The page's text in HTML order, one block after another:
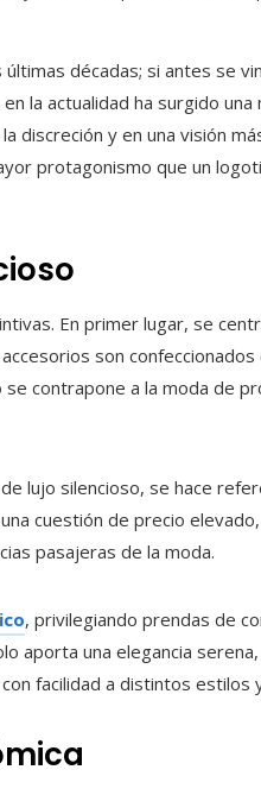
décadas; si antes se
la actualidad ha surgido
discreción y en una visión
protagonismo que un
En primer lugar, se
son
contrapone a la moda de
de lujo silencioso, se hace
cuestión de precio
pasajeras de la moda.
, privilegiando prendas de
aporta una elegancia
facilidad a distintos estilos